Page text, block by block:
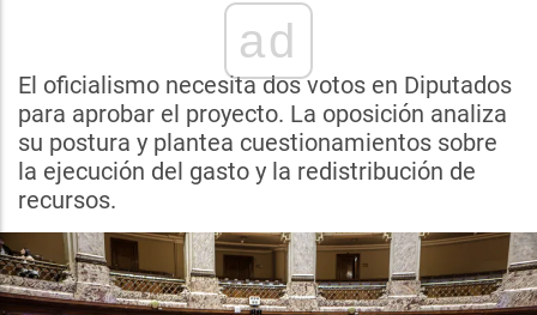
ad
El oficialismo necesita dos votos en Diputados
para aprobar el proyecto. La oposición analiza
su postura y plantea cuestionamientos sobre
la ejecución del gasto y la redistribución de
recursos.